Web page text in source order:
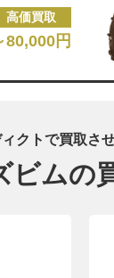
高価買取
80,000円
クトで買取さ
ビムの